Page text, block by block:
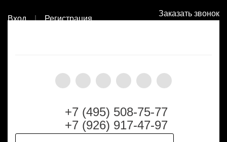
Вход | Регистрация
Заказать звонок
+7 (495) 508-75-77
+7 (926) 917-47-97